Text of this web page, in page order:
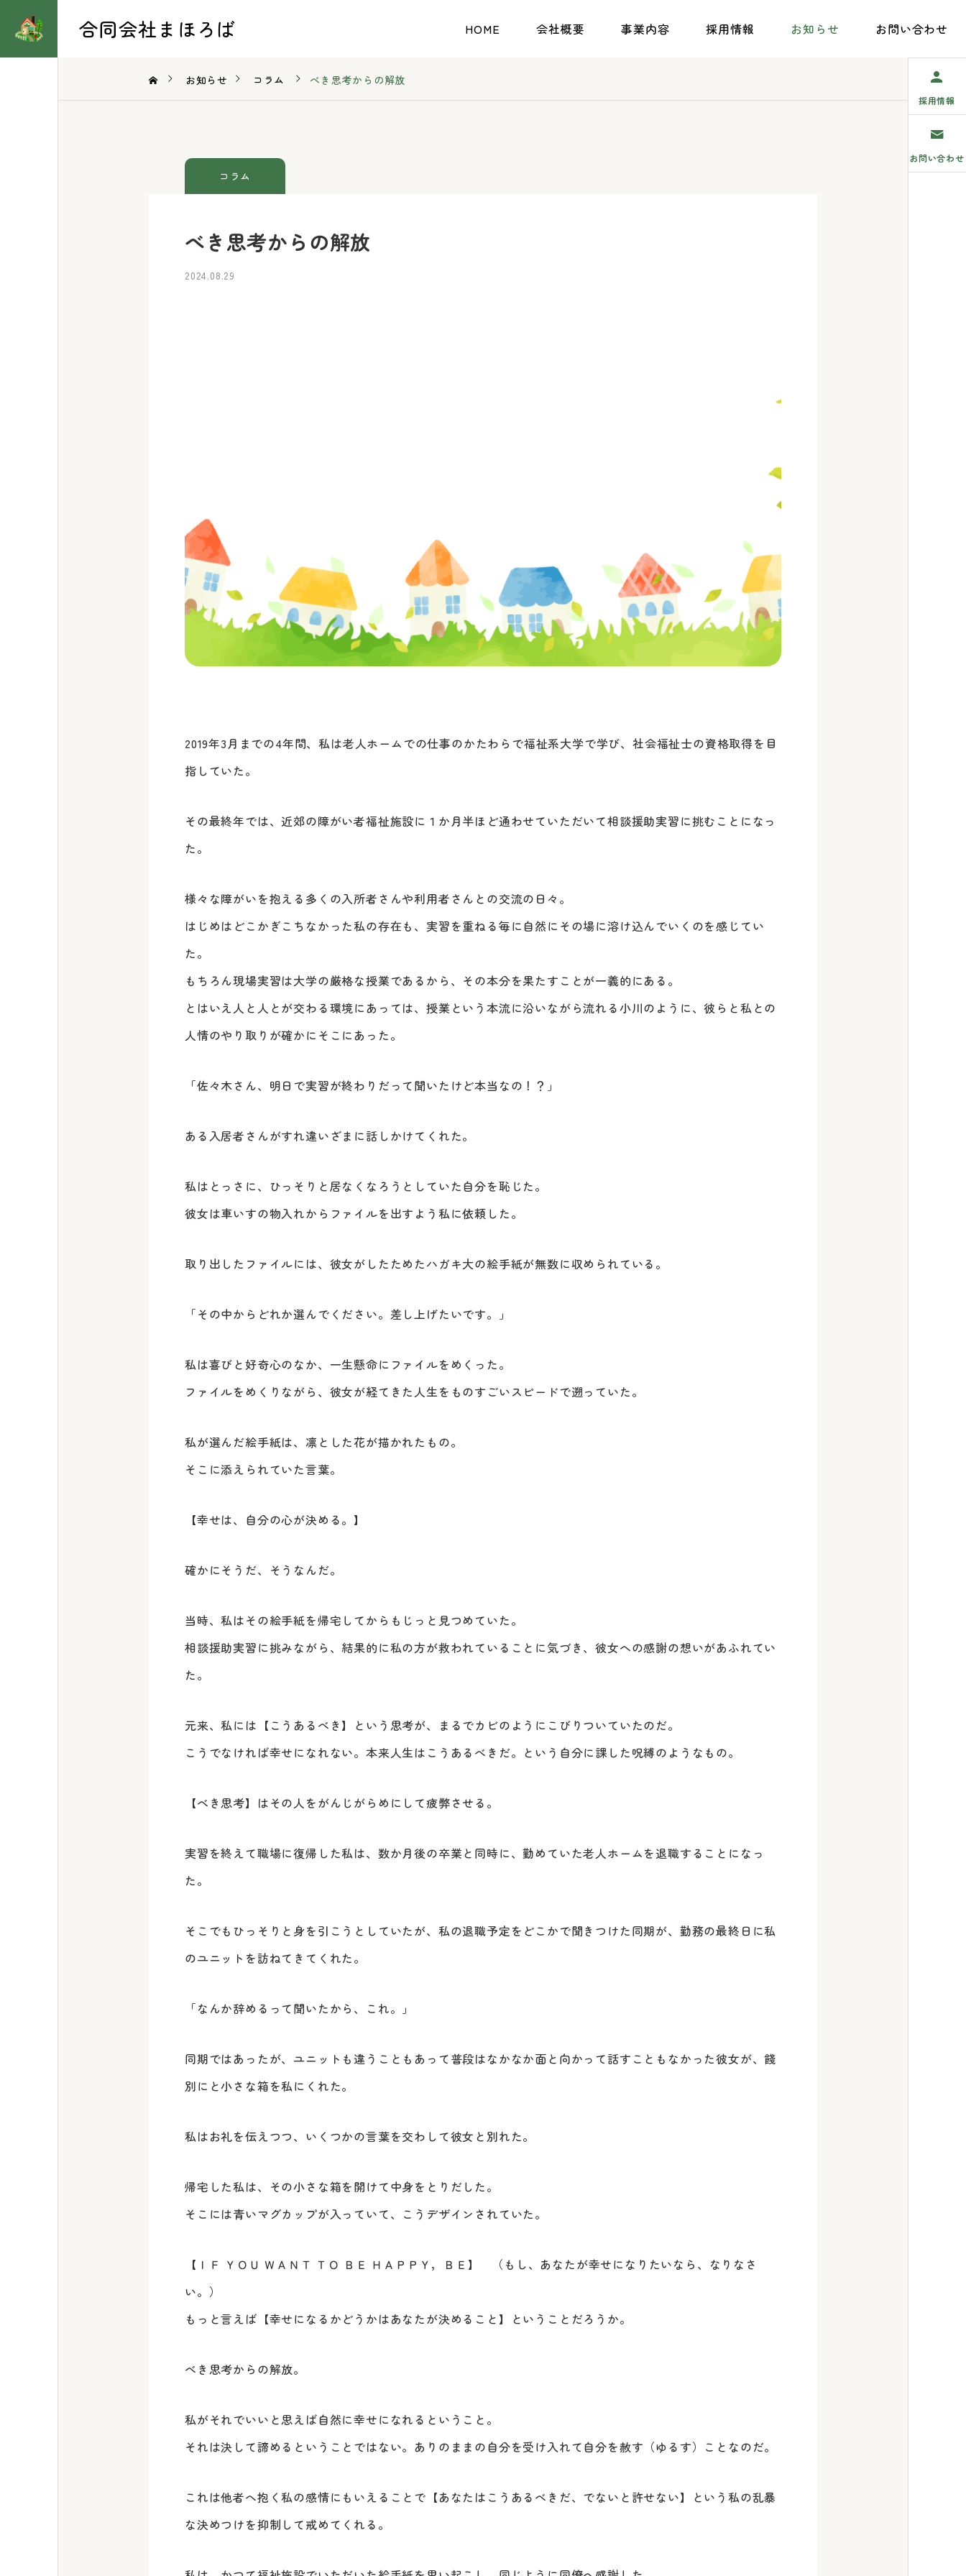
合同会社まほろば HOME 会社概要 事業内容 採用情報 お知らせ お問い合わせ
採用情報
お問い合わせ
お知らせ コラム べき思考からの解放
コラム
べき思考からの解放
2024.08.29
2019年3月までの4年間、私は老人ホームでの仕事のかたわらで福祉系大学で学び、社会福祉士の資格取得を目
指していた。
その最終年では、近郊の障がい者福祉施設に１か月半ほど通わせていただいて相談援助実習に挑むことになっ
た。
様々な障がいを抱える多くの入所者さんや利用者さんとの交流の日々。
はじめはどこかぎこちなかった私の存在も、実習を重ねる毎に自然にその場に溶け込んでいくのを感じてい
た。
もちろん現場実習は大学の厳格な授業であるから、その本分を果たすことが一義的にある。
とはいえ人と人とが交わる環境にあっては、授業という本流に沿いながら流れる小川のように、彼らと私との
人情のやり取りが確かにそこにあった。
「佐々木さん、明日で実習が終わりだって聞いたけど本当なの！？」
ある入居者さんがすれ違いざまに話しかけてくれた。
私はとっさに、ひっそりと居なくなろうとしていた自分を恥じた。
彼女は車いすの物入れからファイルを出すよう私に依頼した。
取り出したファイルには、彼女がしたためたハガキ大の絵手紙が無数に収められている。
「その中からどれか選んでください。差し上げたいです。」
私は喜びと好奇心のなか、一生懸命にファイルをめくった。
ファイルをめくりながら、彼女が経てきた人生をものすごいスピードで遡っていた。
私が選んだ絵手紙は、凛とした花が描かれたもの。
そこに添えられていた言葉。
【幸せは、自分の心が決める。】
確かにそうだ、そうなんだ。
当時、私はその絵手紙を帰宅してからもじっと見つめていた。
相談援助実習に挑みながら、結果的に私の方が救われていることに気づき、彼女への感謝の想いがあふれてい
た。
元来、私には【こうあるべき】という思考が、まるでカビのようにこびりついていたのだ。
こうでなければ幸せになれない。本来人生はこうあるべきだ。という自分に課した呪縛のようなもの。
【べき思考】はその人をがんじがらめにして疲弊させる。
実習を終えて職場に復帰した私は、数か月後の卒業と同時に、勤めていた老人ホームを退職することになっ
た。
そこでもひっそりと身を引こうとしていたが、私の退職予定をどこかで聞きつけた同期が、勤務の最終日に私
のユニットを訪ねてきてくれた。
「なんか辞めるって聞いたから、これ。」
同期ではあったが、ユニットも違うこともあって普段はなかなか面と向かって話すこともなかった彼女が、餞
別にと小さな箱を私にくれた。
私はお礼を伝えつつ、いくつかの言葉を交わして彼女と別れた。
帰宅した私は、その小さな箱を開けて中身をとりだした。
そこには青いマグカップが入っていて、こうデザインされていた。
【ＩＦ ＹＯＵ ＷＡＮＴ ＴＯ ＢＥ ＨＡＰＰＹ，ＢＥ】 （もし、あなたが幸せになりたいなら、なりなさ
い。）
もっと言えば【幸せになるかどうかはあなたが決めること】ということだろうか。
べき思考からの解放。
私がそれでいいと思えば自然に幸せになれるということ。
それは決して諦めるということではない。ありのままの自分を受け入れて自分を赦す（ゆるす）ことなのだ。
これは他者へ抱く私の感情にもいえることで【あなたはこうあるべきだ、でないと許せない】という私の乱暴
な決めつけを抑制して戒めてくれる。